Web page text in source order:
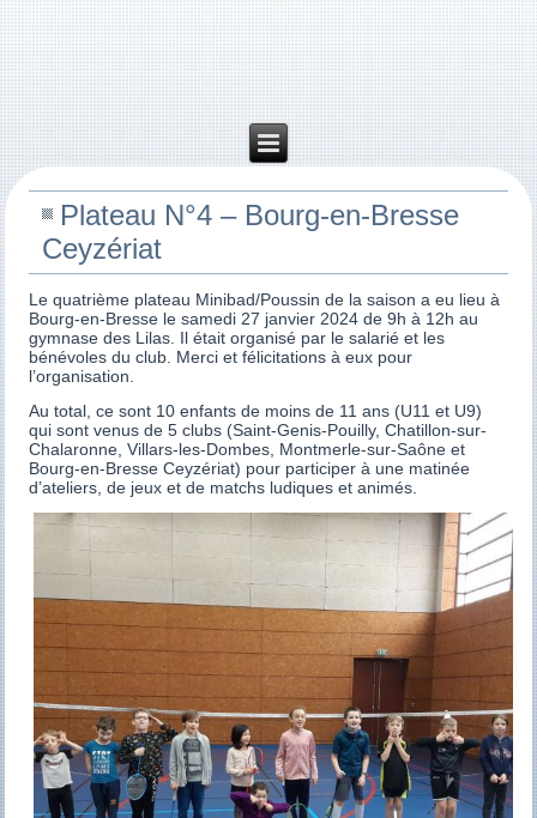
Plateau N°4 – Bourg-en-Bresse
Ceyzériat
Le quatrième plateau Minibad/Poussin de la saison a eu lieu à
Bourg-en-Bresse le samedi 27 janvier 2024 de 9h à 12h au
gymnase des Lilas. Il était organisé par le salarié et les
bénévoles du club. Merci et félicitations à eux pour
l’organisation.
Au total, ce sont 10 enfants de moins de 11 ans (U11 et U9)
qui sont venus de 5 clubs (Saint-Genis-Pouilly, Chatillon-sur-
Chalaronne, Villars-les-Dombes, Montmerle-sur-Saône et
Bourg-en-Bresse Ceyzériat) pour participer à une matinée
d’ateliers, de jeux et de matchs ludiques et animés.